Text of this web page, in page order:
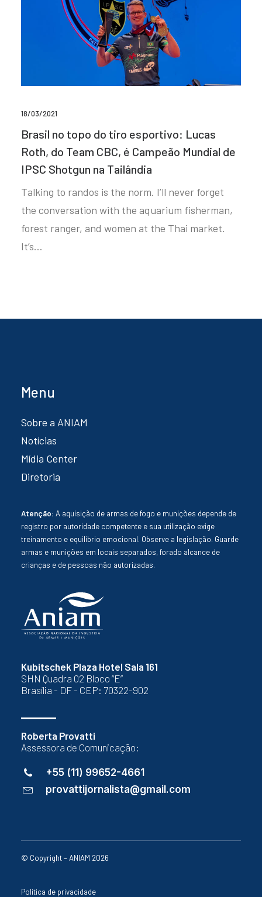
18/03/2021
Brasil no topo do tiro esportivo: Lucas
Roth, do Team CBC, é Campeão Mundial de
IPSC Shotgun na Tailândia
Talking to randos is the norm. I’ll never forget
the conversation with the aquarium fisherman,
forest ranger, and women at the Thai market.
It’s…
Kubitschek Plaza Hotel Sala 161
SHN Quadra 02 Bloco “E”
Brasília - DF - CEP: 70322-902
Roberta Provatti
Assessora de Comunicação:
+55 (11) 99652-4661
provattijornalista@gmail.com
Menu
Sobre a ANIAM
Notícias
Mídia Center
Diretoria
Atenção: A aquisição de armas de fogo e munições depende de
registro por autoridade competente e sua utilização exige
treinamento e equilíbrio emocional. Observe a legislação. Guarde
armas e munições em locais separados, forado alcance de
crianças e de pessoas não autorizadas.
© Copyright – ANIAM 2026
Política de privacidade